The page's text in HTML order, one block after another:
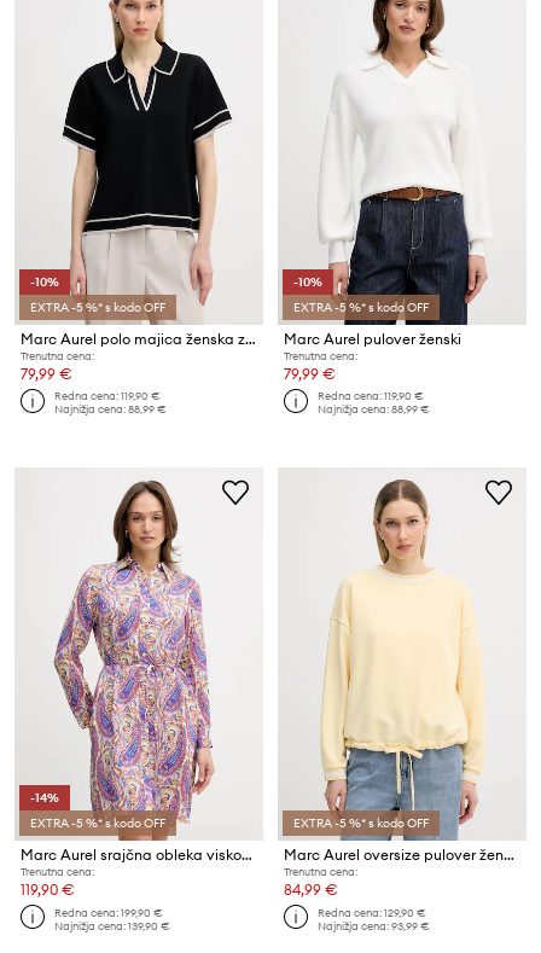
-10%
EXTRA -5 %* s kodo OFF
Marc Aurel polo majica ženska z viskozo
Trenutna cena:
79,99 €
Redna cena:119,90 €
Najnižja cena:88,99 €
-10%
EXTRA -5 %* s kodo OFF
Marc Aurel pulover ženski
Trenutna cena:
79,99 €
Redna cena:119,90 €
Najnižja cena:88,99 €
-14%
EXTRA -5 %* s kodo OFF
Marc Aurel srajčna obleka viskozna
Trenutna cena:
119,90 €
Redna cena:199,90 €
Najnižja cena:139,90 €
EXTRA -5 %* s kodo OFF
Marc Aurel oversize pulover ženski z bombažem
Trenutna cena:
84,99 €
Redna cena:129,90 €
Najnižja cena:93,99 €